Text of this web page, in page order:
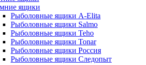
ящики
Рыболовные ящики A-Elita
Рыболовные ящики Salmo
Рыболовные ящики Teho
Рыболовные ящики Tonar
Рыболовные ящики Россия
Рыболовные ящики Следопыт